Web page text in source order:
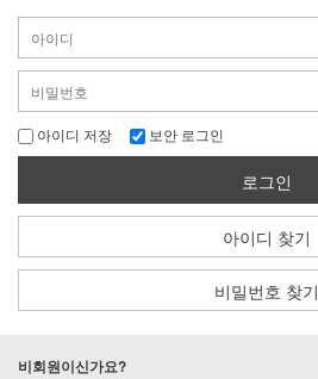
아이디 저장 보안 로그인
로그인
아이디 찾기
비밀번호 찾기
비회원이신가요?